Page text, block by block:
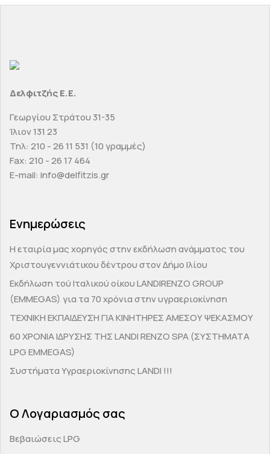
Δελφιτζής Ε.Ε.
Γεωργίου Στράτου 31-35
Ίλιον 131 23
Τηλ: 210 - 26 11 531 (10 γραμμές)
Fax: 210 - 26 17 464
E-mail: info@delfitzis.gr
Ενημερώσεις
H εταιρία μας χορηγός στην εκδήλωση ανάμματος του
Χριστουγεννιάτικου δέντρου στον Δήμο Ιλίου
Εκδήλωση τού Ιταλικού οίκου LANDIRENZO GROUP
(EMMEGAS) για τα 70 χρόνια στην υγραεριοκίνηση
ΤΕΧΝΙΚΗ ΕΚΠΑΙΔΕΥΣΗ ΓΙΑ ΚΙΝΗΤΗΡΕΣ ΑΜΕΣΟΥ ΨΕΚΑΣΜΟΥ
60 ΧΡΟΝΙΑ ΙΔΡΥΣΗΣ ΤΗΣ LANDI RENZO SPA (ΣΥΣΤΗΜΑΤΑ
LPG EMMEGAS)
Συστήματα Υγραεριοκίνησης LANDI !!!
Ο Λογαριασμός σας
Βεβαιώσεις LPG